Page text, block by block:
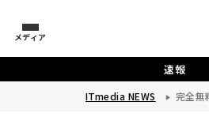
メディア
速報
ITmedia NEWS 完全無